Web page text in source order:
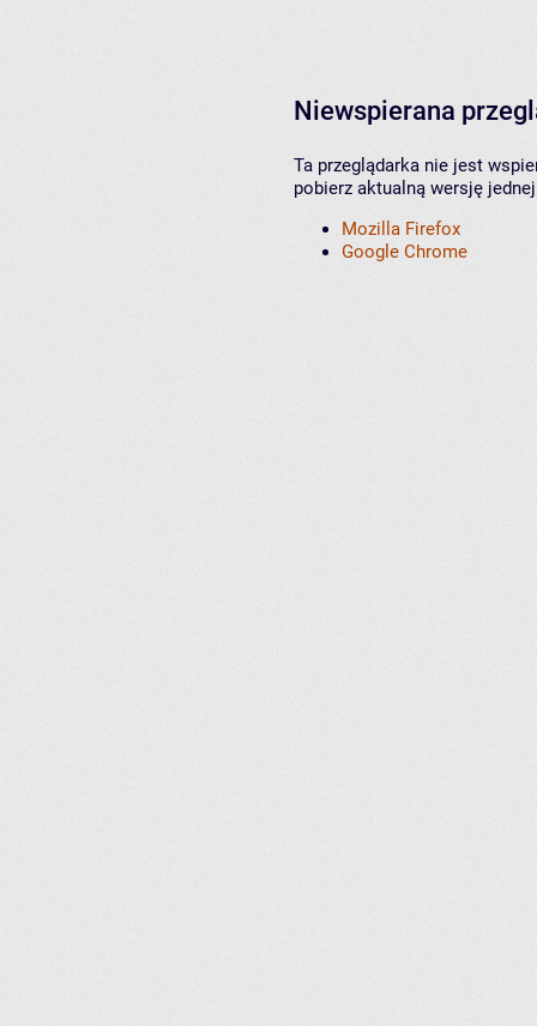
Niewspierana
Ta przeglądarka nie jest
pobierz aktualną wersję
Mozilla Firefox
Google Chrome